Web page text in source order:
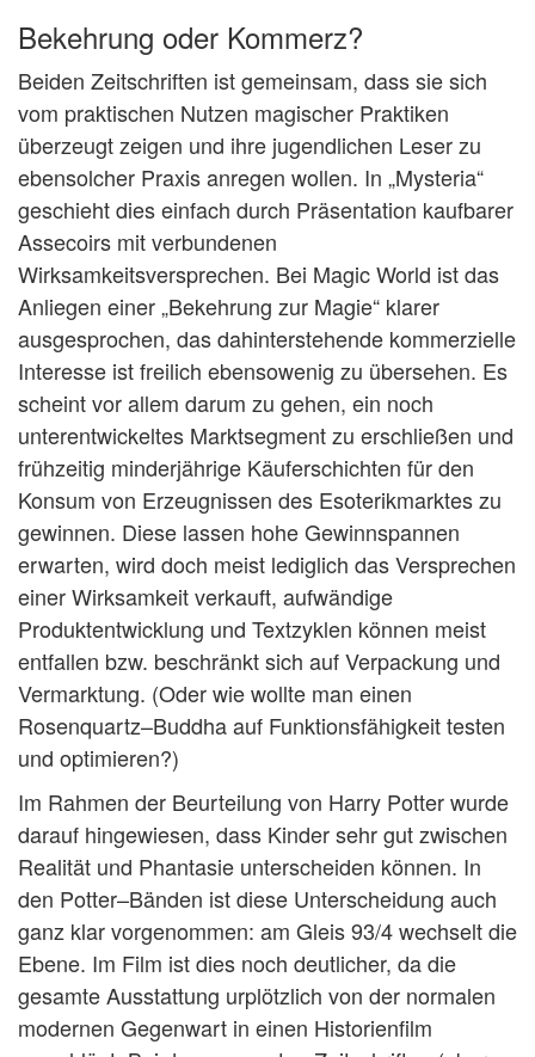
Bekehrung oder Kommerz?
Beiden Zeitschriften ist gemeinsam, dass sie sich
vom praktischen Nutzen magischer Praktiken
überzeugt zeigen und ihre jugendlichen Leser zu
ebensolcher Praxis anregen wollen. In „Mysteria“
geschieht dies einfach durch Präsentation kaufbarer
Assecoirs mit verbundenen
Wirksamkeitsversprechen. Bei Magic World ist das
Anliegen einer „Bekehrung zur Magie“ klarer
ausgesprochen, das dahinterstehende kommerzielle
Interesse ist freilich ebensowenig zu übersehen. Es
scheint vor allem darum zu gehen, ein noch
unterentwickeltes Marktsegment zu erschließen und
frühzeitig minderjährige Käuferschichten für den
Konsum von Erzeugnissen des Esoterikmarktes zu
gewinnen. Diese lassen hohe Gewinnspannen
erwarten, wird doch meist lediglich das Versprechen
einer Wirksamkeit verkauft, aufwändige
Produktentwicklung und Textzyklen können meist
entfallen bzw. beschränkt sich auf Verpackung und
Vermarktung. (Oder wie wollte man einen
Rosenquartz–Buddha auf Funktionsfähigkeit testen
und optimieren?)
Im Rahmen der Beurteilung von Harry Potter wurde
darauf hingewiesen, dass Kinder sehr gut zwischen
Realität und Phantasie unterscheiden können. In
den Potter–Bänden ist diese Unterscheidung auch
ganz klar vorgenommen: am Gleis 93/4 wechselt die
Ebene. Im Film ist dies noch deutlicher, da die
gesamte Ausstattung urplötzlich von der normalen
modernen Gegenwart in einen Historienfilm